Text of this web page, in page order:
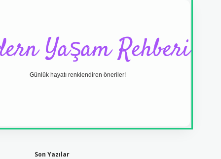
Yaşam Rehberi
Günlük hayatı renklendiren öneriler!
Son Yazılar